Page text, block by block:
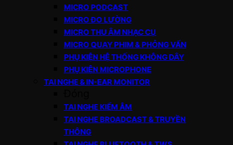
MICRO PODCAST
MICRO ĐO LƯỜNG
MICRO THU ÂM NHẠC CỤ
MICRO QUAY PHIM & PHỎNG VẤN
PHỤ KIỆN HỆ THỐNG KHÔNG DÂY
PHỤ KIỆN MICROPHONE
TAI NGHE & IN-EAR MONITOR
TAI NGHE KIỂM ÂM
TAI NGHE BROADCAST & TRUYỀN
THÔNG